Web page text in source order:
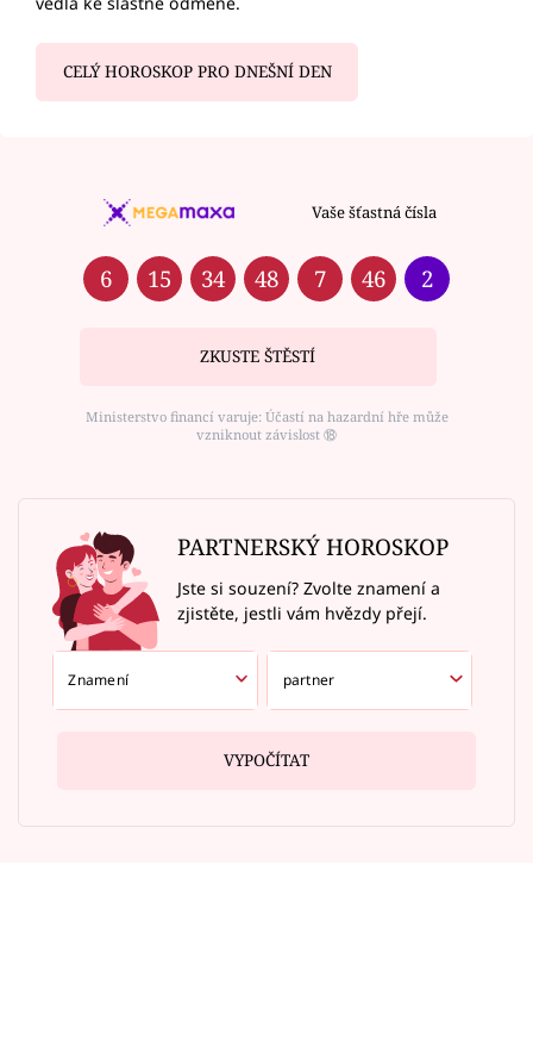
CELÝ HOROSKOP PRO DNEŠNÍ DEN
Vaše šťastná čísla
6 15 34 48 7 46 2
ZKUSTE ŠTĚSTÍ
Ministerstvo financí varuje: Účastí na hazardní hře může
vzniknout závislost ⑱
PARTNERSKÝ HOROSKOP
Jste si souzení? Zvolte znamení a
zjistěte, jestli vám hvězdy přejí.
VYPOČÍTAT